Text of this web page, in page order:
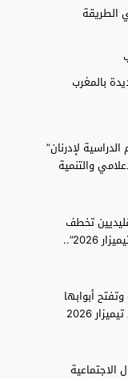
الطريقة
بالمغرب
لإدرنان”
والتنمية
تخطف
الأضواء من افتتاح “تيميزار 2026”..
أبوابها
2026
الاجتماعية